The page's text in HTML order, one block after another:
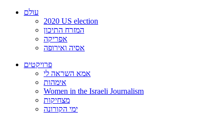
עולם
2020 US election
המזרח התיכון
אפריקה
אסיה ואירופה
פרויקטים
אמא השראה לי
אימהות
Women in the Israeli Journalism
מצחיקות
ימי הקורונה